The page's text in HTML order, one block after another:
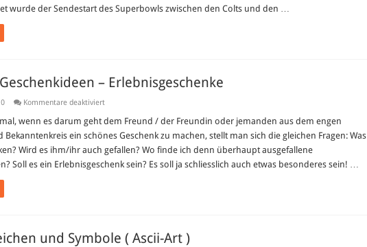
wurde der Sendestart des Superbowls zwischen den Colts und den …
– Erlebnisgeschenke
Kommentare deaktiviertfür
Geschenkideen
Erlebnisgeschenke
wenn es darum geht dem Freund / der Freundin oder jemanden aus dem engen
Bekanntenkreis ein schönes Geschenk zu machen, stellt man sich die gleichen Fragen: Was
Wird es ihm/ihr auch gefallen? Wo finde ich denn überhaupt ausgefallene
Soll es ein Erlebnisgeschenk sein? Es soll ja schliesslich auch etwas besonderes sein! …
und Symbole ( Ascii-Art )